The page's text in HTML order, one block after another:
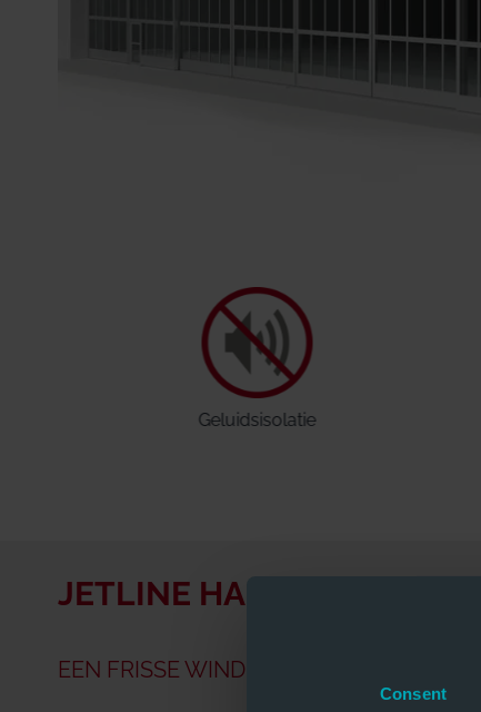
Consent
Geluidsisolatie
JETLINE HANGAARDEUREN
EEN FRISSE WIND ONDER DE VLEUGELS